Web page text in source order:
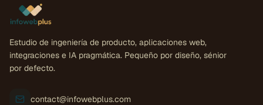
Estudio de ingeniería de producto, aplicaciones web,
integraciones e IA pragmática. Pequeño por diseño, sénior
por defecto.
contact@infowebplus.com